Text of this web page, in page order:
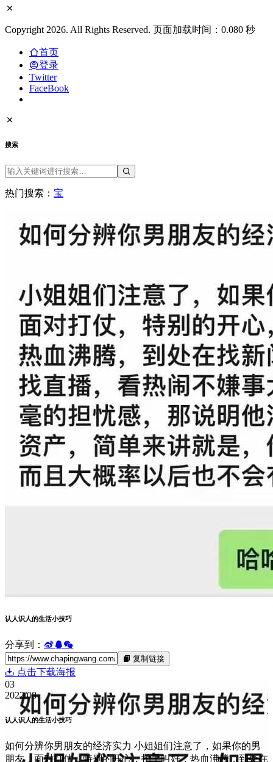
Copyright 2026. All Rights Reserved. 页面加载时间：0.080 秒
首页
登录
Twitter
FaceBook
搜索
热门搜索： 宝
认人识人的生活小技巧
分享到：
复制链接
点击下载海报
03
2022/08
认人识人的生活小技巧
如何分辨你男朋友的经济实力 小姐姐们注意了，如果你的男
朋友，面对打仗，特别的开心，拍手叫好，热血沸腾，到处在